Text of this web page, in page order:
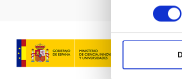
consentimiento